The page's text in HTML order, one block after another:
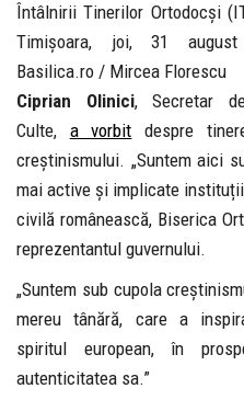
Întâlnirii Tinerilor Ortodocși
Timișoara, joi, 31
Basilica.ro / Mircea Florescu
Ciprian Olinici, Secretar
Culte, a vorbit despre
creștinismului. „Suntem aici
mai active și implicate
civilă românească, Biserica
reprezentantul guvernului.
„Suntem sub cupola
mereu tânără, care a
spiritul european, în
autenticitatea sa.”